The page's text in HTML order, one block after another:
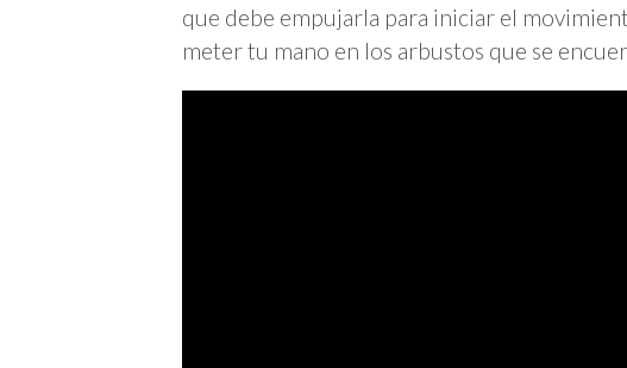
que debe empujarla para iniciar el
meter tu mano en los arbustos que se